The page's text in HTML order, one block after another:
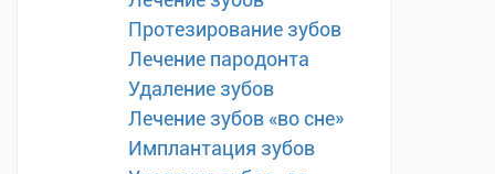
Протезирование зубов
Лечение пародонта
Удаление зубов
Лечение зубов «во сне»
Имплантация зубов